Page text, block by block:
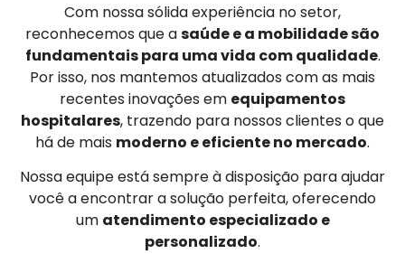
Com nossa sólida experiência no setor,
reconhecemos que asaúde e a mobilidade são
fundamentais para uma vida com qualidade.
Por isso, nos mantemos atualizados com as mais
recentes inovações em equipamentos
hospitalares, trazendo para nossos clientes o que
há de mais moderno e eficiente no mercado.
Nossa equipe está sempre à disposição para ajudar
você a encontrar a solução perfeita, oferecendo
um atendimento especializado e
personalizado.